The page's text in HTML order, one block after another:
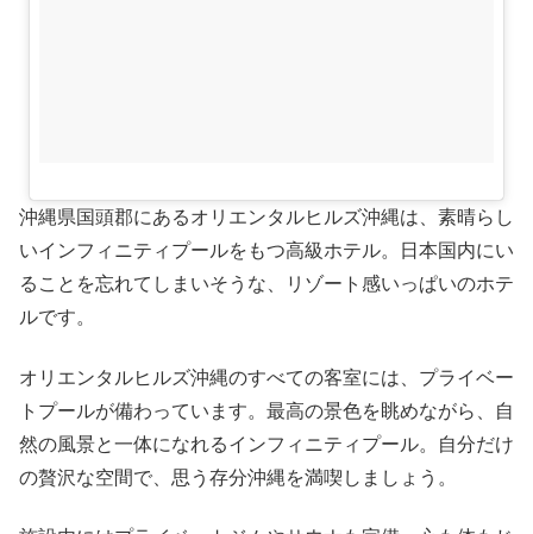
沖縄県国頭郡にあるオリエンタルヒルズ沖縄は、素晴らし
いインフィニティプールをもつ高級ホテル。日本国内にい
ることを忘れてしまいそうな、リゾート感いっぱいのホテ
ルです。
オリエンタルヒルズ沖縄のすべての客室には、プライベー
トプールが備わっています。最高の景色を眺めながら、自
然の風景と一体になれるインフィニティプール。自分だけ
の贅沢な空間で、思う存分沖縄を満喫しましょう。